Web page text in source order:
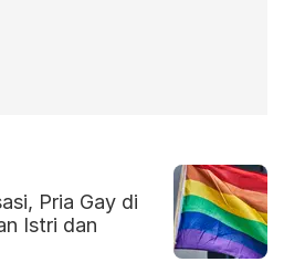
Pria Gay di
Istri dan